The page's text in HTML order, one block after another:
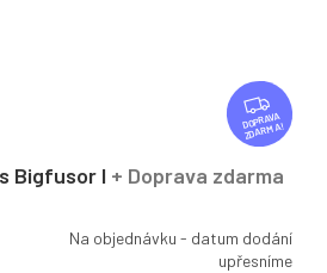
Z
D
A
R
ZDARMA
Bigfusor I + Doprava zdarma
Na objednávku - datum dodání
upřesníme